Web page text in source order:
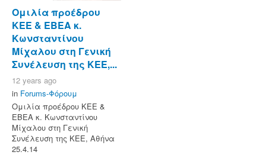
Ομιλία προέδρου
ΚΕΕ & ΕΒΕΑ κ.
Κωνσταντίνου
Μίχαλου στη Γενική
Συνέλευση της ΚΕΕ,...
12 years ago
in Forums-Φόρουμ
Ομιλία προέδρου ΚΕΕ &
ΕΒΕΑ κ. Κωνσταντίνου
Μίχαλου στη Γενική
Συνέλευση της ΚΕΕ, Αθήνα
25.4.14